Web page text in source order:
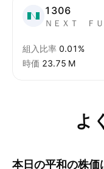
1306
組入比率 0.01%
時価 ‪23.75 M‬
よ
本日の平和の株価